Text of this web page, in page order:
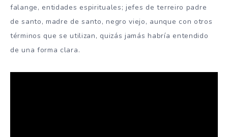
falange, entidades espirituales; jefes de terreiro padre
de santo, madre de santo, negro viejo, aunque con otros
términos que se utilizan, quizás jamás habría entendido
de una forma clara.